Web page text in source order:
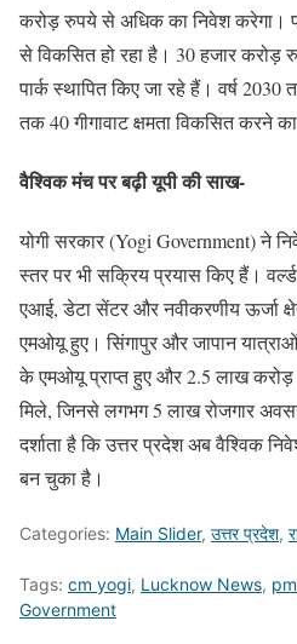
करोड़ रुपये से अधिक का निवेश करेगा।
से विकसित हो रहा है। 30 हजार
पार्क स्थापित किए जा रहे हैं। वर्ष 2030
तक 40 गीगावाट क्षमता विकसित करने
वैश्विक मंच पर बढ़ी यूपी की साख-
योगी सरकार (Yogi Government) ने
स्तर पर भी सक्रिय प्रयास किए हैं।
एआई, डेटा सेंटर और नवीकरणीय ऊर्जा
एमओयू हुए। सिंगापुर और जापान
के एमओयू प्राप्त हुए और 2.5 लाख
मिले, जिनसे लगभग 5 लाख रोजगार
दर्शाता है कि उत्तर प्रदेश अब वैश्विक
बन चुका है।
Categories: Main Slider, उत्तर प्रदेश,
Tags: cm yogi, Lucknow News,
Government